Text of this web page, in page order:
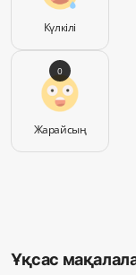
Күлкілі
Жарайсың
0
Ұқсас